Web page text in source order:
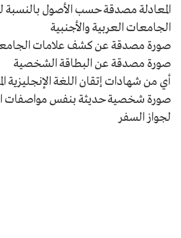
المعادلة مصدقة حسب الأصول
الجامعات العربية والأجنبية
صورة مصدقة عن كشف علامات
صورة مصدقة عن البطاقة الشخصية
أي من شهادات إتقان اللغة الإنجليزية
صورة شخصية حديثة بنفس مواصفات
لجواز السفر